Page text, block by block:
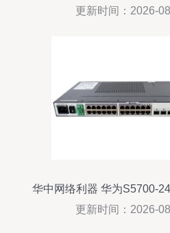
更新时间：2026-
华中网络利器 华为S5700-
仅售
更新时间：2026-